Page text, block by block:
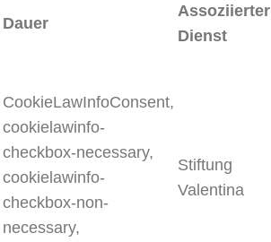
Dauer
Assoziierter
Dienst
CookieLawInfoConsent,
cookielawinfo-
checkbox-necessary,
cookielawinfo-
checkbox-non-
necessary,
Stiftung
Valentina